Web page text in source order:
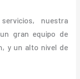
nuestra
gran equipo de
y un alto nivel de